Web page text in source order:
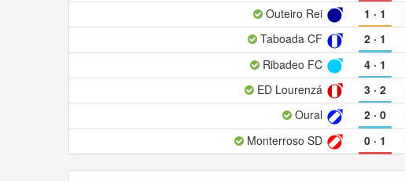
Outeiro Rei 1 · 1
Taboada CF 2· 1
Ribadeo FC 4· 1
ED Lourenzá 3· 2
Oural 2· 0
Monterroso SD 0· 1